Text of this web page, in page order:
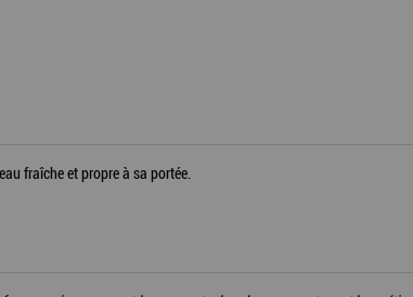
fraîche et propre à sa portée.